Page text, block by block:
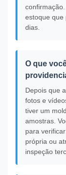
estoque que
dias.
O que
Depois que
fotos e
tiver um
amostras.
para
própria ou
inspeção